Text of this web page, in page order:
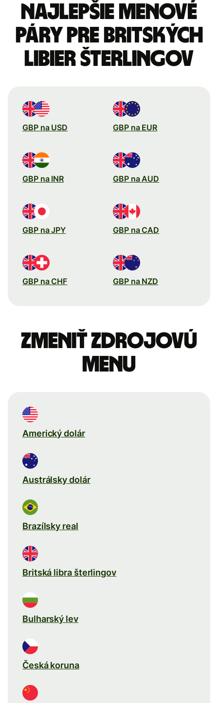
Najlepšie menové
páry pre Britských
libier šterlingov
GBP na USD GBP na EUR
GBP na INR GBP na AUD
GBP na JPY GBP na CAD
GBP na CHF GBP na NZD
Zmeniť zdrojovú
menu
Americký dolár
Austrálsky dolár
Brazílsky real
Britská libra šterlingov
Bulharský lev
Česká koruna